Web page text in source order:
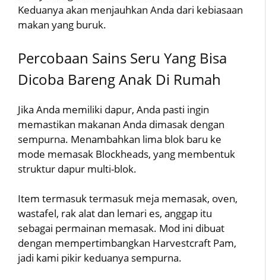
Keduanya akan menjauhkan Anda dari kebiasaan
makan yang buruk.
Percobaan Sains Seru Yang Bisa
Dicoba Bareng Anak Di Rumah
Jika Anda memiliki dapur, Anda pasti ingin
memastikan makanan Anda dimasak dengan
sempurna. Menambahkan lima blok baru ke
mode memasak Blockheads, yang membentuk
struktur dapur multi-blok.
Item termasuk termasuk meja memasak, oven,
wastafel, rak alat dan lemari es, anggap itu
sebagai permainan memasak. Mod ini dibuat
dengan mempertimbangkan Harvestcraft Pam,
jadi kami pikir keduanya sempurna.